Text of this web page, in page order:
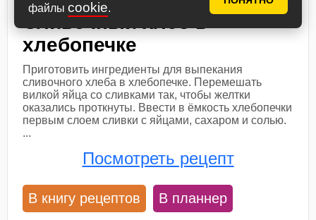
файлы cookie.
Сливочный хлеб в
хлебопечке
Приготовить ингредиенты для выпекания
сливочного хлеба в хлебопечке. Перемешать
вилкой яйца со сливками так, чтобы желтки
оказались проткнуты. Ввести в ёмкость хлебопечки
первым слоем сливки с яйцами, сахаром и солью.
...
Посмотреть рецепт
В книгу рецептов В планнер